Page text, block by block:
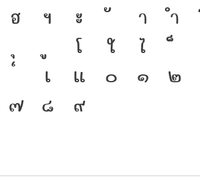
ฮ ฯ ะ า
ำ
โ
ใ
ไ
เ
แ ๐ ๑ ๒
๗ ๘ ๙